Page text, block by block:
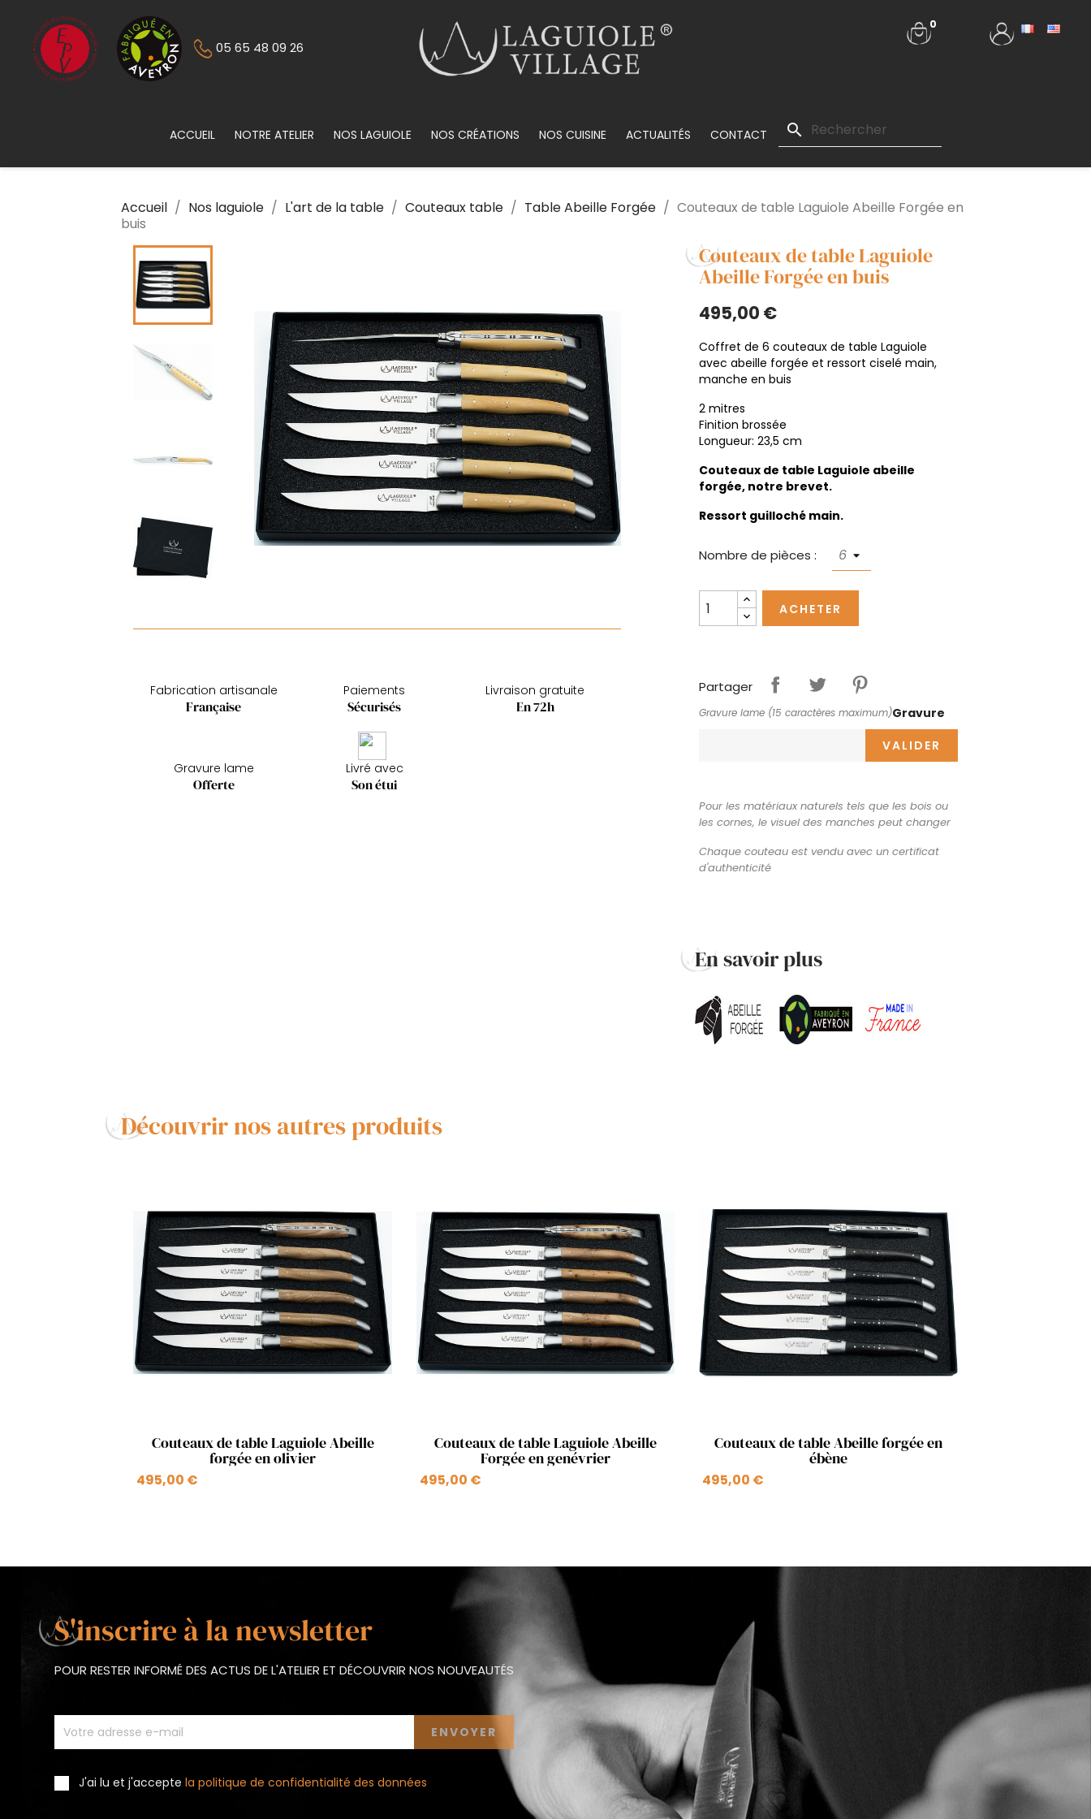
05 65 48 09 26
0
ACCUEIL NOTRE ATELIER NOS LAGUIOLE NOS CRÉATIONS NOS CUISINE ACTUALITÉS CONTACT search
Accueil Nos laguiole L'art de la table Couteaux table Table Abeille Forgée
Couteaux de table Laguiole Abeille Forgée en
buis
Fabrication artisanale
Française
Paiements
Sécurisés
Livraison gratuite
En 72h
Gravure lame
Offerte
Livré avec
Son étui
Couteaux de table Laguiole
Abeille Forgée en buis
495,00 €
Coffret de 6 couteaux de table Laguiole
avec abeille forgée et ressort ciselé main,
manche en buis
2 mitres
Finition brossée
Longueur: 23,5 cm
Couteaux de table Laguiole abeille
forgée, notre brevet.
Ressort guilloché main.
Nombre de pièces :
ACHETER
Partager
Gravure
Gravure lame (15 caractères maximum)
VALIDER
Pour les matériaux naturels tels que les bois ou
les cornes, le visuel des manches peut changer
Chaque couteau est vendu avec un certificat
d'authenticité
En savoir plus
Découvrir nos autres produits
Aperçu rapide
Couteaux de table Laguiole Abeille
forgée en olivier
495,00 €
Aperçu rapide
Couteaux de table Laguiole Abeille
Forgée en genévrier
495,00 €
Aperçu rapide
Couteaux de table Abeille forgée en
ébène
495,00 €
S'inscrire à la newsletter
POUR RESTER INFORMÉ DES ACTUS DE L'ATELIER ET DÉCOUVRIR NOS NOUVEAUTÉS
J'ai lu et j'acceptela politique de confidentialité des données